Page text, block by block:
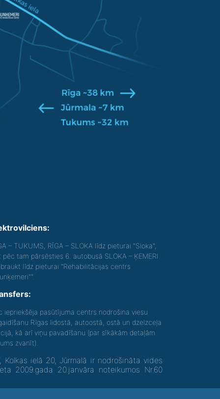
– TUKUMS, RĪGA – SLOKA līdz pieturai "Sloka",
pēc tam pārsēsties 6. autobusā SLOKA – ĶEMERI
līdz pieturai "Rehabilitācijas centrs
iepriekšēja pasūtījuma centrs nodrošina viesu
Rīgas lidostā, autoostā, ostā un dzelzceļa
kā arī viņu pavadīšanu (par sīkākām detaļām
zvanīt).
Kolkas ielā 20, Jūrmalā ir nodrošināta vides
2009.gada 20.janvāra noteikumos Nr.60